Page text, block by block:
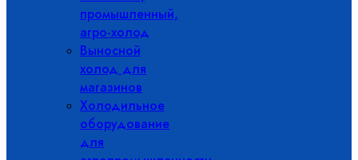
промышленный,
агро-холод
Выносной
холод для
магазинов
Холодильное
оборудование
для